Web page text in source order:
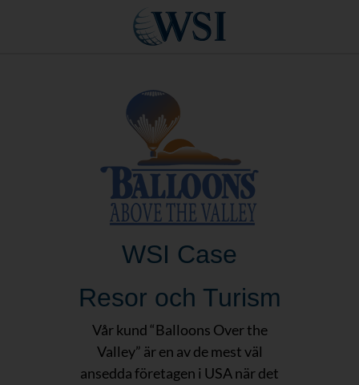
WSI Case
Resor och Turism
Vår kund “Balloons Over the
Valley” är en av de mest väl
ansedda företagen i USA när det